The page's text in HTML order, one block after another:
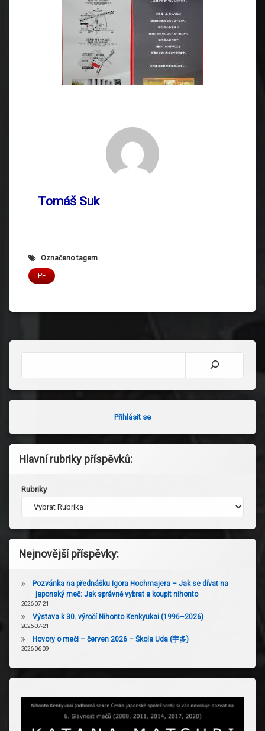
Tomáš Suk
Označeno tagem
PF
Přihlásit se
Hlavní rubriky příspěvků:
Rubriky
Nejnovější příspěvky:
Pozvánka na přednášku Igora Hochmajera – Jak se dívat na
japonský meč: Jak správně vybrat a koupit nihonto
2026-07-21
Výstava k 30. výročí Nihonto Kenkyukai (1996–2026)
2026-07-21
Hovory o meči – červen 2026 – Škola Uda (宇多)
2026-06-09